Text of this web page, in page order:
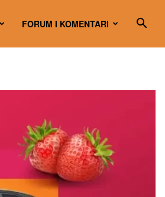
FORUM I KOMENTARI